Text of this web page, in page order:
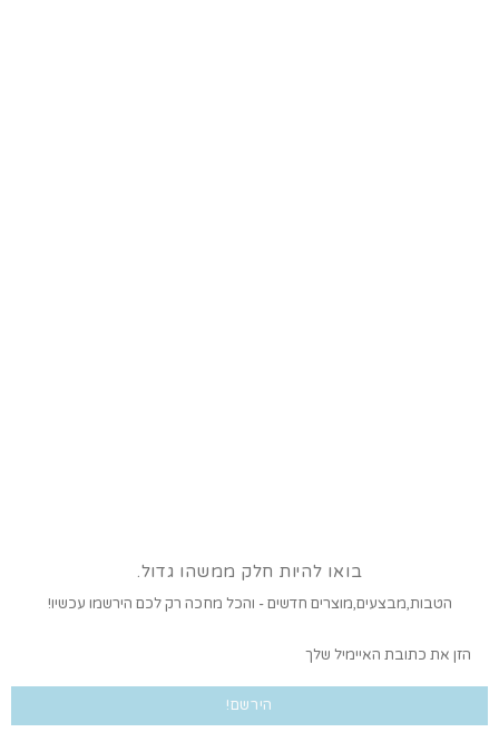
בואו להיות חלק ממשהו גדול.
הטבות,מבצעים,מוצרים חדשים - והכל מחכה רק לכם הירשמו עכשיו!